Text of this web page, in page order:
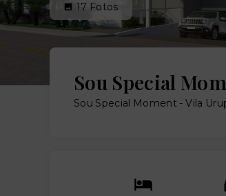
17 Fotos
Sou Special
Sou Special Moment -Vila